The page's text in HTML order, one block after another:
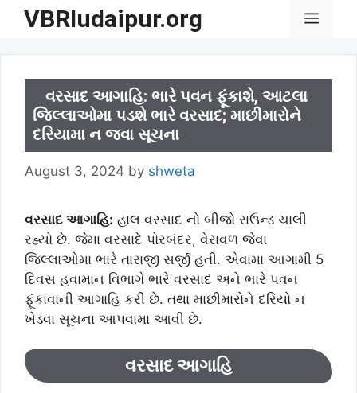
SkipVBRIudaipur.org Menu
વરસાદ આગાહિ: ભારે પવન ફૂંકાશે, આટલા
જિલ્લાઓમા પડશે ભારે વરસાદ; માછીમારોને
દરિયામા ન જવા સૂચના
August 3, 2024 by shweta
વરસાદ આગાહિ: હાલ વરસાદ નો બીજો રાઉન્ડ ચાલી
રહ્યો છે. જેમા વરસાદે પોરબંદર, વેરાવળ જેવા
જિલ્લાઓમા ભારે તારાજી સર્જી હતી. એવામા આગામી 5
દિવસ હવામાન વિભાગે ભારે વરસાદ અને ભારે પવન
ફૂંકાવાની આગાહિ કરી છે. તથા માછીમારોને દરિયો ન
ખેડવા સૂચના આપવામા આવી છે.
વરસાદ આગાહિ